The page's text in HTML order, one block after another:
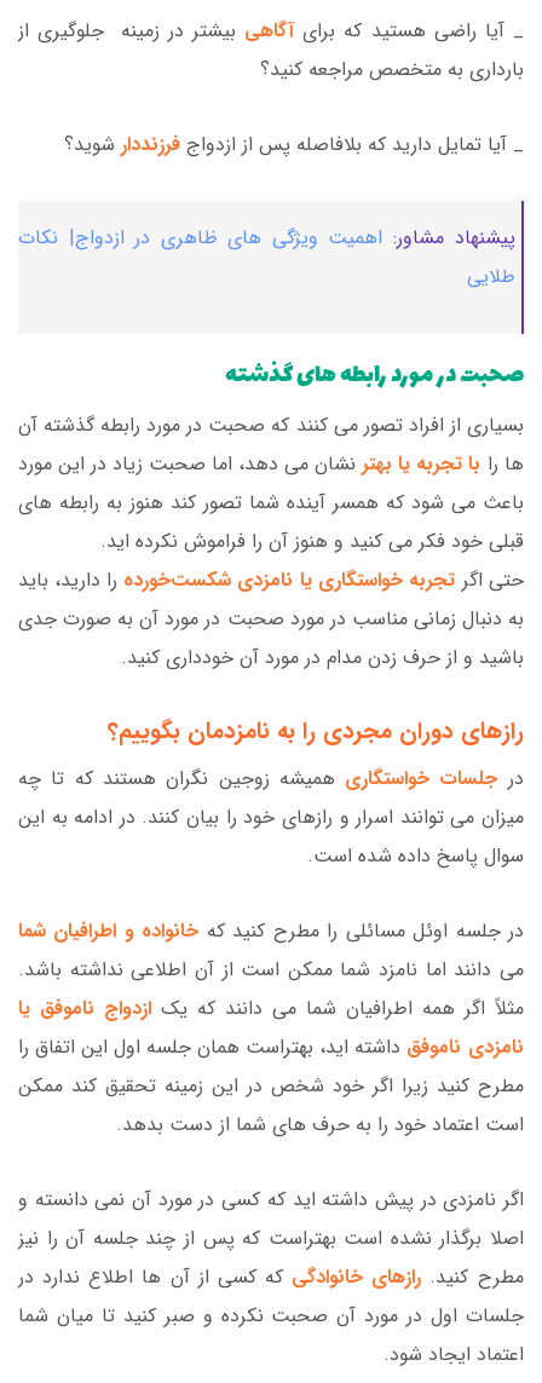
_ آیا راضی هستید که برایآگاهی بیشتر در زمینه جلوگیری از
بارداری به متخصص مراجعه کنید؟
_ آیا تمایل دارید که بلافاصله پس از ازدواج فرزنددار شوید؟
پیشنهاد مشاور: اهمیت ویژگی های ظاهری در ازدواج| نکات
طلایی
صحبت در مورد رابطه های گذشته
بسیاری از افراد تصور می کنند که صحبت در مورد رابطه گذشته آن
ها را با تجربه یا بهتر نشان می دهد، اما صحبت زیاد در این مورد
باعث می شود که همسر آینده شما تصور کند هنوز به رابطه های
قبلی خود فکر می کنید و هنوز آن را فراموش نکرده اید.
حتی اگر تجربه خواستگاری یا نامزدی شکست‌خورده‌ را دارید، باید
به دنبال زمانی مناسب در مورد صحبت در مورد آن به صورت جدی
باشید و از حرف زدن مدام در مورد آن خودداری کنید.
رازهای دوران مجردی را به نامزدمان بگوییم؟
در جلسات خواستگاری همیشه زوجین نگران هستند که تا چه
میزان می توانند اسرار و رازهای خود را بیان کنند. در ادامه به این
سوال پاسخ داده شده است.
در جلسه اوئل مسائلی را مطرح کنید که خانواده و اطرافیان شما
می دانند اما نامزد شما ممکن است از آن اطلاعی نداشته باشد.
مثلاً اگر همه اطرافیان شما می دانند که یک ازدواج ناموفق یا
نامزدی ناموفق داشته اید، بهتراست همان جلسه اول این اتفاق را
مطرح کنید زیرا اگر خود شخص در این زمینه تحقیق کند ممکن
است اعتماد خود را به حرف های شما از دست بدهد.
اگر نامزدی در پیش داشته اید که کسی در مورد آن نمی دانسته و
اصلا برگذار نشده است بهتراست که پس از چند جلسه آن را نیز
مطرح کنید. رازهای خانوادگی که کسی از آن ها اطلاع ندارد در
جلسات اول در مورد آن صحبت نکرده و صبر کنید تا میان شما
اعتماد ایجاد شود.